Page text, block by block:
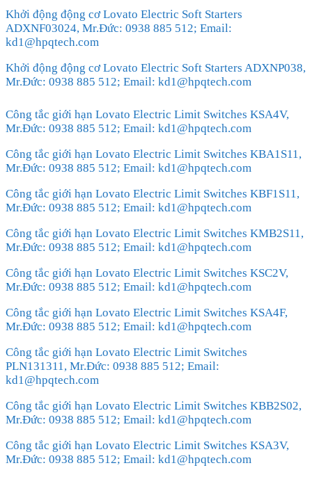
Khởi động động cơ Lovato Electric Soft Starters
ADXNF03024, Mr.Đức: 0938 885 512; Email:
kd1@hpqtech.com
Khởi động động cơ Lovato Electric Soft Starters ADXNP038,
Mr.Đức: 0938 885 512; Email: kd1@hpqtech.com
Công tắc giới hạn Lovato Electric Limit Switches KSA4V,
Mr.Đức: 0938 885 512; Email: kd1@hpqtech.com
Công tắc giới hạn Lovato Electric Limit Switches KBA1S11,
Mr.Đức: 0938 885 512; Email: kd1@hpqtech.com
Công tắc giới hạn Lovato Electric Limit Switches KBF1S11,
Mr.Đức: 0938 885 512; Email: kd1@hpqtech.com
Công tắc giới hạn Lovato Electric Limit Switches KMB2S11,
Mr.Đức: 0938 885 512; Email: kd1@hpqtech.com
Công tắc giới hạn Lovato Electric Limit Switches KSC2V,
Mr.Đức: 0938 885 512; Email: kd1@hpqtech.com
Công tắc giới hạn Lovato Electric Limit Switches KSA4F,
Mr.Đức: 0938 885 512; Email: kd1@hpqtech.com
Công tắc giới hạn Lovato Electric Limit Switches
PLN131311, Mr.Đức: 0938 885 512; Email:
kd1@hpqtech.com
Công tắc giới hạn Lovato Electric Limit Switches KBB2S02,
Mr.Đức: 0938 885 512; Email: kd1@hpqtech.com
Công tắc giới hạn Lovato Electric Limit Switches KSA3V,
Mr.Đức: 0938 885 512; Email: kd1@hpqtech.com